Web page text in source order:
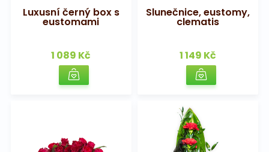
Luxusní černý box s
eustomami
1 089 Kč
Slunečnice, eustomy,
clematis
1 149 Kč